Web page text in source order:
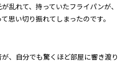
乱れて、持っていたフライパンが、
思い切り振れてしまったのです。
、自分でも驚くほど部屋に響き渡り